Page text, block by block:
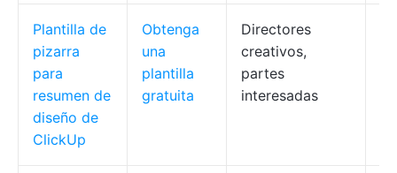
Plantilla de
pizarra
para
resumen de
diseño de
ClickUp
Obtenga
una
plantilla
gratuita
Directores
creativos,
partes
interesadas